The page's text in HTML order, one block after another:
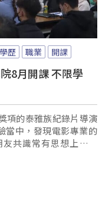
學歷 職業 開課
8月開課 不限學
項的泰雅族紀錄片導演
當中，發現電影專業的
共識常有思想上的落
年成立「原住民族電
期盼培育原住民族的